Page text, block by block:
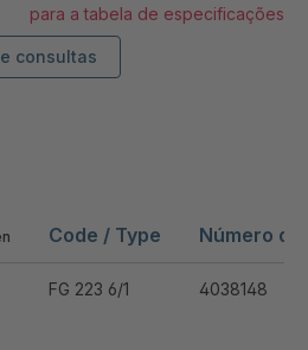
Code / Type Número
FG 223 6/1 4038148
para a tabela de especificações
consultas